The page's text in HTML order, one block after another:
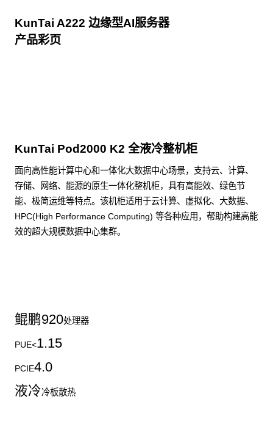
KunTai A222 边缘型AI服务器
产品彩页
KunTai Pod2000 K2 全液冷整机柜
面向高性能计算中心和一体化大数据中心场景，支持云、计算、
存储、网络、能源的原生一体化整机柜，具有高能效、绿色节
能、极简运维等特点。该机柜适用于云计算、虚拟化、大数据、
HPC(High Performance Computing) 等各种应用，帮助构建高能
效的超大规模数据中心集群。
鲲鹏920处理器
PUE<1.15
PCIE4.0
液冷冷板散热